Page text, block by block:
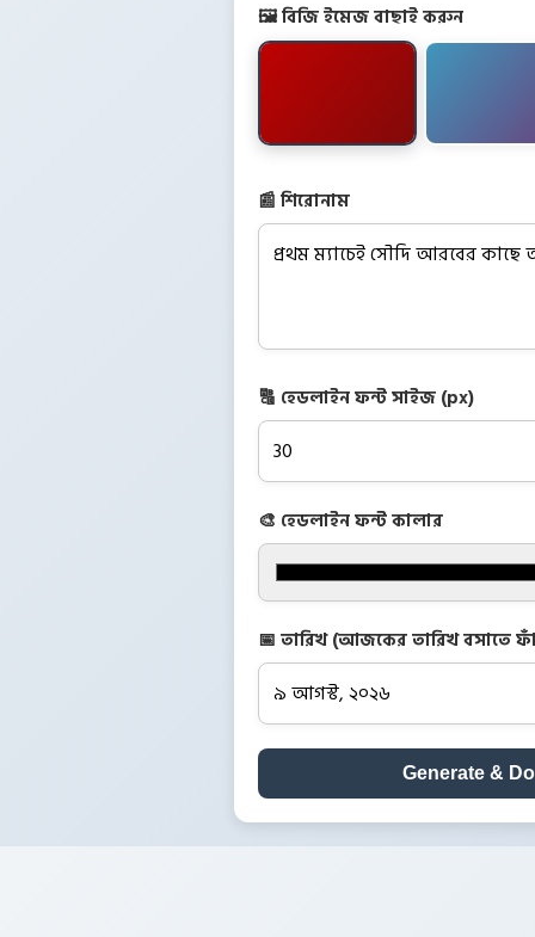
🖼️ বিজি ইমেজ বাছাই করুন
📰 শিরোনাম
🔠 হেডলাইন ফন্ট সাইজ (px)
🎨 হেডলাইন ফন্ট কালার
📅 তারিখ (আজকের তারিখ বসাতে
Generate &